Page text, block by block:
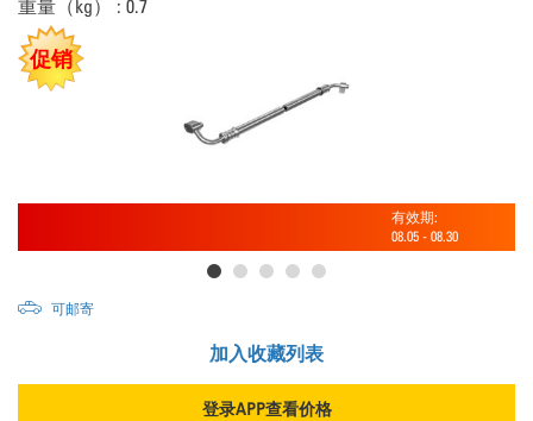
重量（kg） : 0.7
促销
有效期:
08.05 - 08.30
可邮寄
加入收藏列表
登录APP查看价格